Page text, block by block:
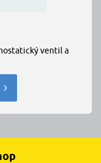
ventil a